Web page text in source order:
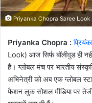
Priyanka Chopra Saree Look
Priyanka Chopra :
Look) आज सिर्फ बॉलीवुड ही
हैं। ग्लोबल मंच पर भारतीय
अभिनेत्री को अब एक ग्लोबल
फैशन लुक सोशल मीडिया पर